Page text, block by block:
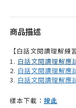
商品描述
【白話文閱讀理解練
1. 白話文閱讀理解應
2. 白話文閱讀理解應
3. 白話文閱讀理解應
樣本下載： 按此